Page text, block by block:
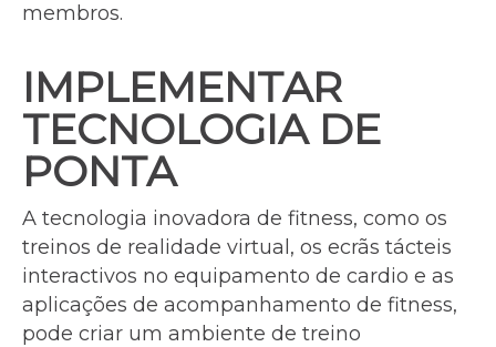
membros.
IMPLEMENTAR
TECNOLOGIA DE
PONTA
A tecnologia inovadora de fitness, como os
treinos de realidade virtual, os ecrãs tácteis
interactivos no equipamento de cardio e as
aplicações de acompanhamento de fitness,
pode criar um ambiente de treino